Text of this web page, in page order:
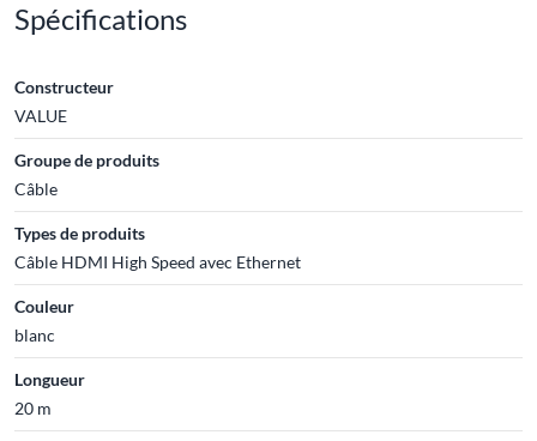
Spécifications
Constructeur
VALUE
Groupe de produits
Câble
Types de produits
Câble HDMI High Speed avec Ethernet
Couleur
blanc
Longueur
20 m